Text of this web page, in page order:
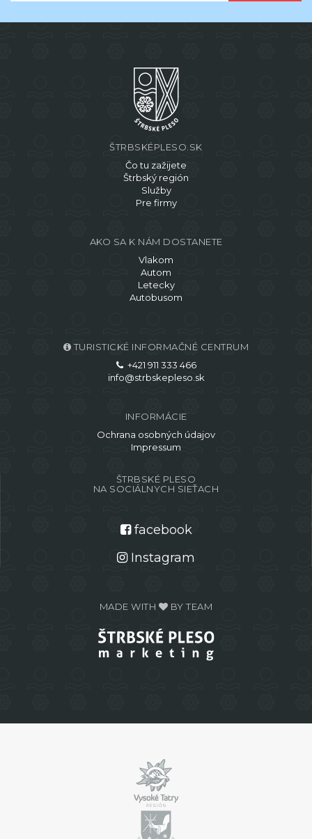
ŠTRBSKÉPLESO.SK
Čo tu zažijete
Štrbský región
Služby
Pre firmy
AKO SA K NÁM DOSTANETE
Vlakom
Autom
Letecky
Autobusom
TURISTICKÉ INFORMAČNÉ CENTRUM
+421 911 333 466
info@strbskepleso.sk
INFORMÁCIE
Ochrana osobných údajov
Impressum
ŠTRBSKÉ PLESO
NA SOCIÁLNYCH SIEŤACH
facebook
Instagram
MADE WITH BY TEAM